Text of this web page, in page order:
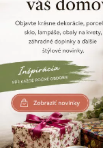
Sú keramické
rastliny?
Keramické
všetky. Pri výbere je
vlhkosť, priestor pre
Prečítajte si